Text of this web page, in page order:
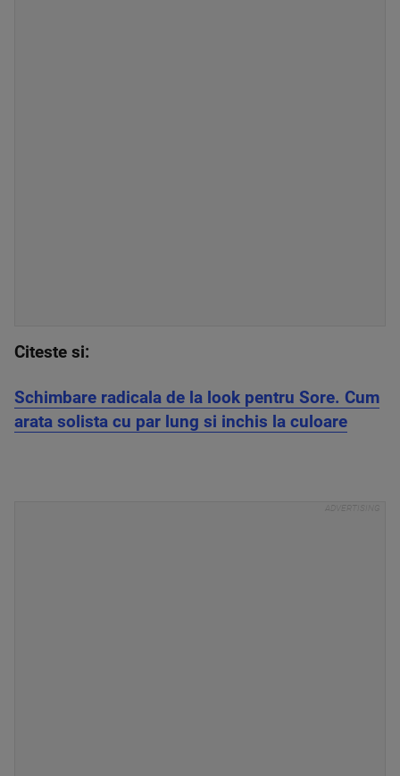
Citeste si:
Schimbare radicala de la look pentru Sore. Cum
arata solista cu par lung si inchis la culoare